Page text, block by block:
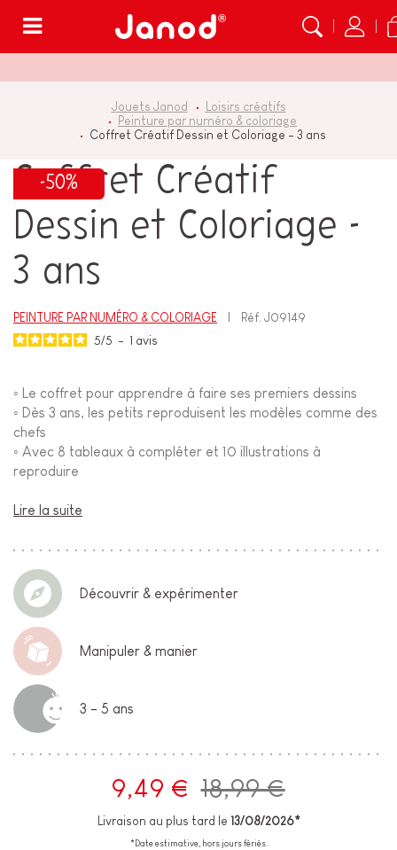
Jouets Janod
Loisirs créatifs
Peinture par numéro & coloriage
Coffret Créatif Dessin et Coloriage - 3 ans
-50%
Coffret Créatif
Dessin et Coloriage -
3 ans
PEINTURE PAR NUMÉRO & COLORIAGE Réf.J09149
5/5 - 1 avis
◦ Le coffret pour apprendre à faire ses premiers dessins
◦ Dès 3 ans, les petits reproduisent les modèles comme des
chefs
◦ Avec 8 tableaux à compléter et 10 illustrations à
reproduire
Lire la suite
Découvrir & expérimenter
Manipuler & manier
3 - 5 ans
9,49 € 18,99 €
Livraison au plus tard le 13/08/2026*
*Date estimative, hors jours fériés.